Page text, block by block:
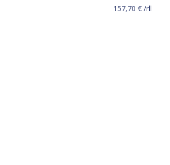
157,70 €/rll